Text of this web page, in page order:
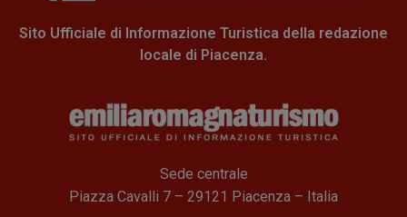
Sito Ufficiale di Informazione Turistica della redazione
locale di Piacenza.
Sede centrale
Piazza Cavalli 7 – 29121 Piacenza – Italia